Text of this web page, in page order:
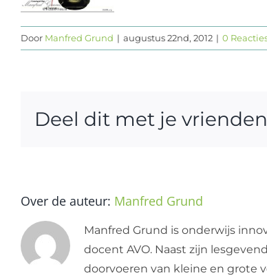
Door Manfred Grund | augustus 22nd, 2012 | 0
Deel dit met je
Over de auteur: Manfred Grund
Manfred Grund is onderwijs
docent AVO. Naast zijn
doorvoeren van kleine en grote